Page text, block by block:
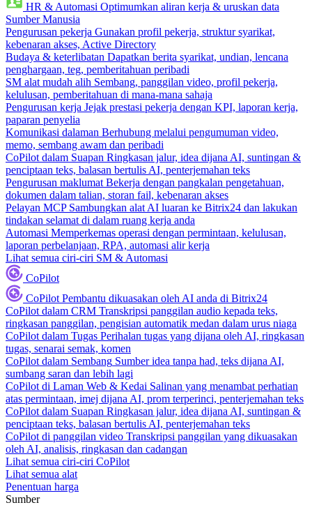
HR & Automasi Optimumkan aliran kerja & uruskan data
Sumber Manusia
Pengurusan pekerja Gunakan profil pekerja, struktur syarikat,
kebenaran akses, Active Directory
Budaya & keterlibatan Dapatkan berita syarikat, undian, lencana
penghargaan, teg, pemberitahuan peribadi
SM alat mudah alih Sembang, panggilan video, profil pekerja,
kelulusan, pemberitahuan di mana-mana sahaja
Pengurusan kerja Jejak prestasi pekerja dengan KPI, laporan kerja,
paparan penyelia
Komunikasi dalaman Berhubung melalui pengumuman video,
memo, sembang awam dan peribadi
CoPilot dalam Suapan Ringkasan jalur, idea dijana AI, suntingan &
penciptaan teks, balasan bertulis AI, penterjemahan teks
Pengurusan maklumat Bekerja dengan pangkalan pengetahuan,
dokumen dalam talian, storan fail, kebenaran akses
Pelayan MCP Sambungkan alat AI luaran ke Bitrix24 dan lakukan
tindakan selamat di dalam ruang kerja anda
Automasi Memperkemas operasi dengan permintaan, kelulusan,
laporan perbelanjaan, RPA, automasi alir kerja
Lihat semua ciri-ciri SM & Automasi
CoPilot
CoPilot Pembantu dikuasakan oleh AI anda di Bitrix24
CoPilot dalam CRM Transkripsi panggilan audio kepada teks,
ringkasan panggilan, pengisian automatik medan dalam urus niaga
CoPilot dalam Tugas Perihalan tugas yang dijana oleh AI, ringkasan
tugas, senarai semak, komen
CoPilot dalam Sembang Sumber idea tanpa had, teks dijana AI,
sumbang saran dan lebih lagi
CoPilot di Laman Web & Kedai Salinan yang menambat perhatian
atas permintaan, imej dijana AI, prom terperinci, penterjemahan teks
CoPilot dalam Suapan Ringkasan jalur, idea dijana AI, suntingan &
penciptaan teks, balasan bertulis AI, penterjemahan teks
CoPilot di panggilan video Transkripsi panggilan yang dikuasakan
oleh AI, analisis, ringkasan dan cadangan
Lihat semua ciri-ciri CoPilot
Lihat semua alat
Penentuan harga
Sumber